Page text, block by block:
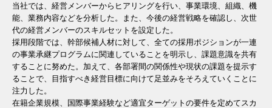
当社では、経営メンバーからヒアリングを行い、事業環境、組織、機
能、業務内容などを分析した。また、今後の経営戦略を確認し、次世
代の経営メンバーのスキルセットを設定した。
採用段階では、幹部候補人材に対して、全ての採用ポジションが一連
の事業承継プログラムに関連していることを明示し、課題意識を共有
することに努めた。加えて、各部署間の関係性や現状の課題を提示す
ることで、目指すべき経営目標に向けて足並みをそろえていくことに
注力した。
在籍企業規模、国際事業経験など適宜ターゲットの要件を定めてスカ